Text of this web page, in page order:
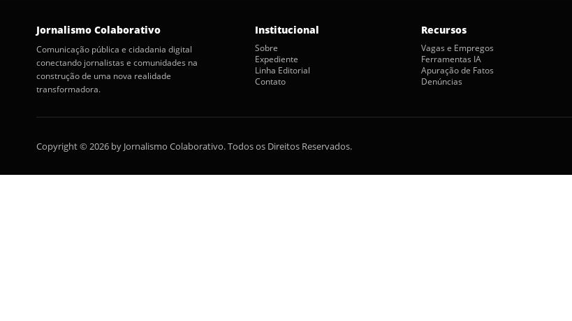
Jornalismo Colaborativo
Comunicação pública e cidadania digital
conectando jornalistas e comunidades na
construção de uma nova realidade
transformadora.
Institucional
Sobre
Expediente
Linha Editorial
Contato
Recursos
Vagas e Empregos
Ferramentas IA
Apuração de Fatos
Denúncias
Copyright © 2026 by Jornalismo Colaborativo. Todos os Direitos Reservados.